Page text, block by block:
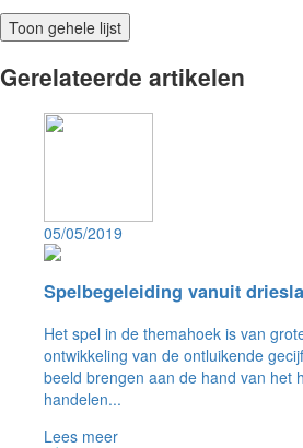
Toon gehele lijst
Gerelateerde artikelen
05/05/2019
Spelbegeleiding vanuit
Het spel in de themahoek is van
ontwikkeling van de ontluikende
beeld brengen aan de hand van het
handelen...
Lees meer